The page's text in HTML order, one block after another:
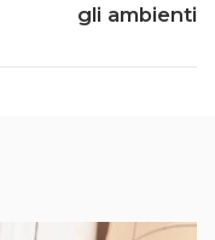
gli ambienti